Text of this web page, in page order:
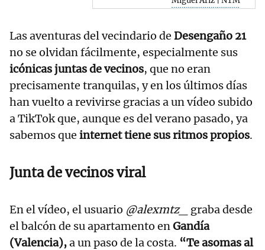
Las aventuras del vecindario de Desengaño 21
no se olvidan fácilmente, especialmente sus
icónicas juntas de vecinos, que no eran
precisamente tranquilas, y en los últimos días
han vuelto a revivirse gracias a un vídeo subido
a TikTok que, aunque es del verano pasado, ya
sabemos que internet tiene sus ritmos propios.
Junta de vecinos viral
En el vídeo, el usuario @alexmtz_
graba desde
el balcón de su apartamento enGandía
(Valencia),a un paso de la costa. “Te asomas al